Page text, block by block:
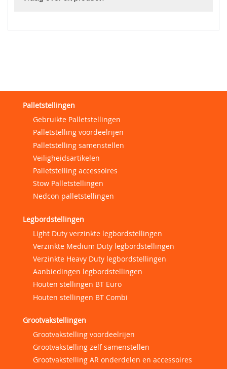
Palletstellingen
Gebruikte Palletstellingen
Palletstelling voordeelrijen
Palletstelling samenstellen
Veiligheidsartikelen
Palletstelling accessoires
Stow Palletstellingen
Nedcon palletstellingen
Legbordstellingen
Light Duty verzinkte legbordstellingen
Verzinkte Medium Duty legbordstellingen
Verzinkte Heavy Duty legbordstellingen
Aanbiedingen legbordstellingen
Houten stellingen BT Euro
Houten stellingen BT Combi
Grootvakstellingen
Grootvakstelling voordeelrijen
Grootvakstelling zelf samenstellen
Grootvakstelling AR onderdelen en accessoires